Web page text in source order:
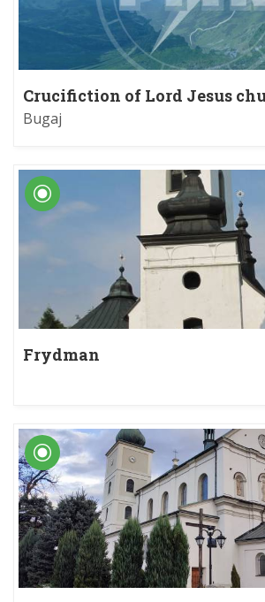
Crucifiction of Lord Jesus
Bugaj
Frydman